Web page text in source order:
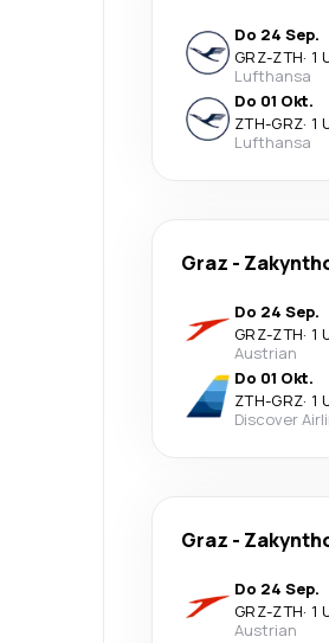
Do 24 Sep.
GRZ-ZTH· 1
Lufthansa
Do 01 Okt.
ZTH-GRZ· 1
Lufthansa
Graz -
Do 24 Sep.
GRZ-ZTH· 1
Austrian
Do 01 Okt.
ZTH-GRZ· 1
Discover
Graz -
Do 24 Sep.
GRZ-ZTH· 1
Austrian